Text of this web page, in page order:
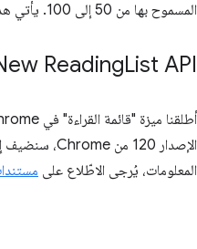
المسموح بها من 50 إلى 100. يأتي هذا التغيير استجابةً للملاحظات التي تلقّيناها في "مجموعة المنتدى حول إضافات الويب".
ReadingList API
المعلومات، يُرجى الاطّلاع على